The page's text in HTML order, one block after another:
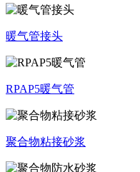
暖气管接头
RPAP5暖气管
聚合物粘接砂浆